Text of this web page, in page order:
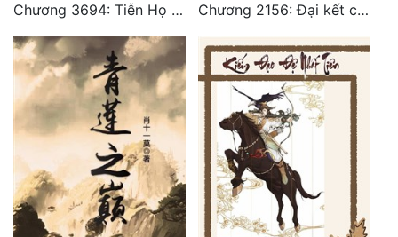
Chương 3694: Tiễn Họ Đoạn Đường Cuối - Hoàn
Chương 2156: Đại kết cục!!!